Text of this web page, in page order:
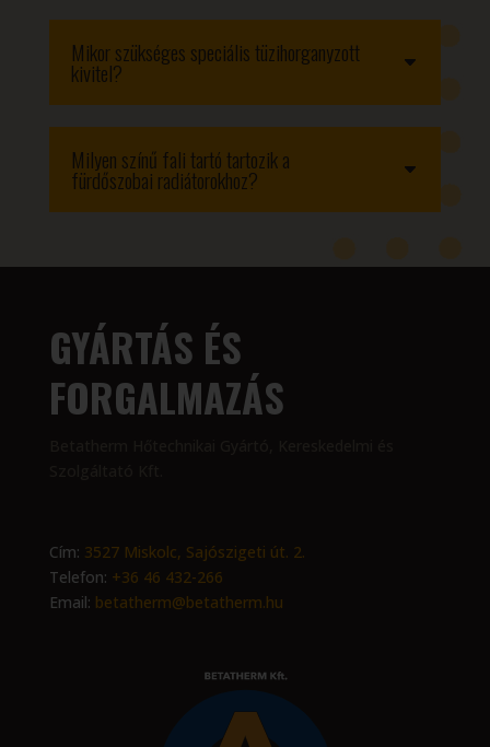
Mikor szükséges speciális tüzihorganyzott
kivitel?
Milyen színű fali tartó tartozik a
fürdőszobai radiátorokhoz?
GYÁRTÁS ÉS
FORGALMAZÁS
Cím: 3527 Miskolc, Sajószigeti út. 2.
Telefon: +36 46 432-266
Email: betatherm@betatherm.hu